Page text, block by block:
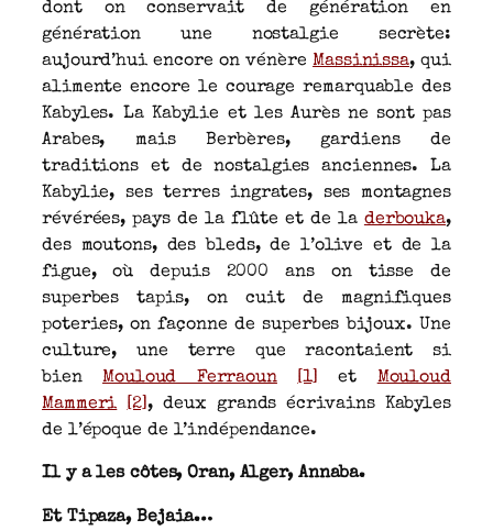
dont on conservait de génération en
génération une nostalgie secrète:
aujourd’hui encore on vénère Massinissa, qui
alimente encore le courage remarquable des
Kabyles. La Kabylie et les Aurès ne sont pas
Arabes, mais Berbères, gardiens de
traditions et de nostalgies anciennes. La
Kabylie, ses terres ingrates, ses montagnes
révérées, pays de la flûte et de la derbouka,
des moutons, des bleds, de l’olive et de la
figue, où depuis 2000 ans on tisse de
superbes tapis, on cuit de magnifiques
poteries, on façonne de superbes bijoux. Une
culture, une terre que racontaient si
bienMouloud Ferraoun [1] et Mouloud
Mammeri
[2], deux grands écrivains Kabyles
de l’époque de l’indépendance.
Il y a les côtes, Oran, Alger, Annaba.
Et Tipaza, Bejaia…